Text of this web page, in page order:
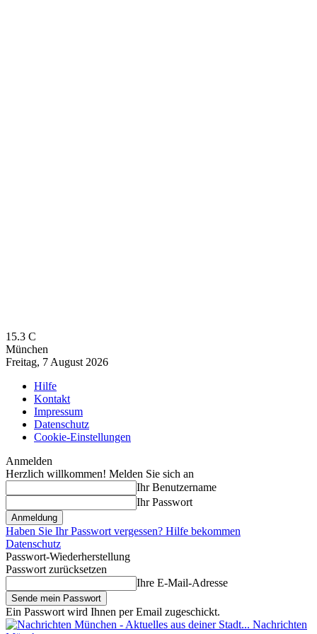
15.3 C
München
Freitag, 7 August 2026
Hilfe
Kontakt
Impressum
Datenschutz
Cookie-Einstellungen
Anmelden
Herzlich willkommen! Melden Sie sich an
Ihr Benutzername
Ihr Passwort
Haben Sie Ihr Passwort vergessen? Hilfe bekommen
Datenschutz
Passwort-Wiederherstellung
Passwort zurücksetzen
Ihre E-Mail-Adresse
Ein Passwort wird Ihnen per Email zugeschickt.
Nachrichten